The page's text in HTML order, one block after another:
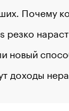
Почему
резко
новый
доходы